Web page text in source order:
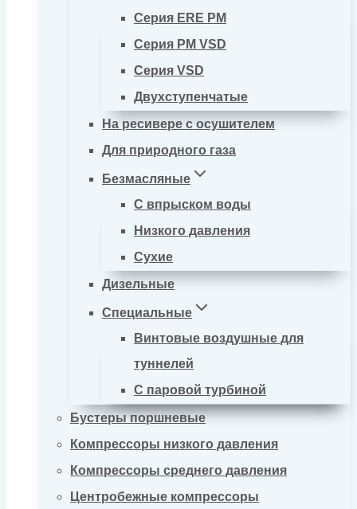
Серия ERE PM
Серия PM VSD
Серия VSD
Двухступенчатые
На ресивере с осушителем
Для природного газа
Безмасляные
С впрыском воды
Низкого давления
Сухие
Дизельные
Специальные
Винтовые воздушные для
туннелей
С паровой турбиной
Бустеры поршневые
Компрессоры низкого давления
Компрессоры среднего давления
Центробежные компрессоры